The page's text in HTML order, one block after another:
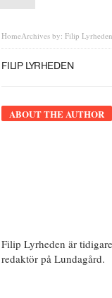
HomeArchives by: Filip Lyrheden
FILIP LYRHEDEN
ABOUT THE AUTHOR
Filip Lyrheden är
redaktör på Lundagård.